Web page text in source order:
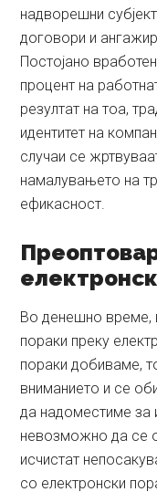
надворешни
договори и
Постојано
процент на
резултат на тоа,
идентитет на
случаи се
намалувањето на
ефикасност.
Во денешно време,
пораки преку
пораки добиваме,
вниманието и се
да надоместиме за
невозможно да се
исчистат
со електронски